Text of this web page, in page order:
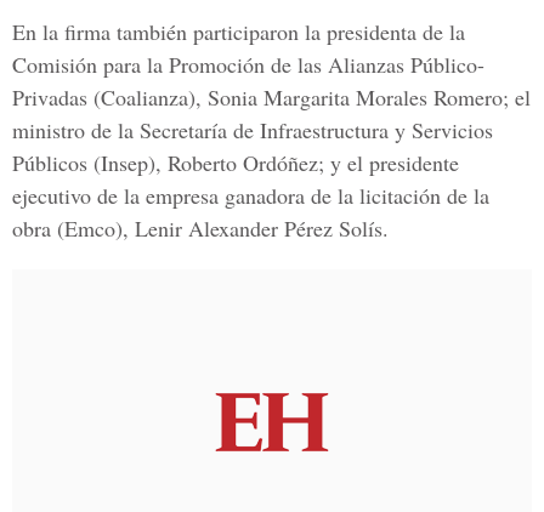
En la firma también participaron la presidenta de la
Comisión para la Promoción de las Alianzas Público-
Privadas (Coalianza), Sonia Margarita Morales Romero; el
ministro de la Secretaría de Infraestructura y Servicios
Públicos (Insep), Roberto Ordóñez; y el presidente
ejecutivo de la empresa ganadora de la licitación de la
obra (Emco), Lenir Alexander Pérez Solís.